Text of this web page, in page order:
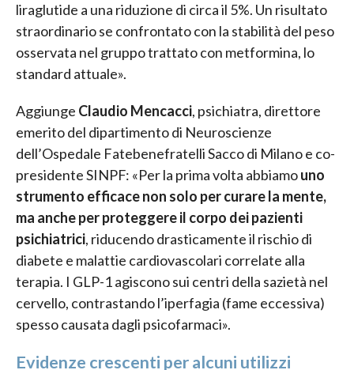
liraglutide a una riduzione di circa il 5%. Un risultato
straordinario se confrontato con la stabilità del peso
osservata nel gruppo trattato con metformina, lo
standard attuale».
Aggiunge Claudio Mencacci, psichiatra, direttore
emerito del dipartimento di Neuroscienze
dell’Ospedale Fatebenefratelli Sacco di Milano e co-
presidente SINPF: «Per la prima volta abbiamouno
strumento efficace non solo per curare la mente,
ma anche per proteggere il corpo dei pazienti
psichiatrici, riducendo drasticamente il rischio di
diabete e malattie cardiovascolari correlate alla
terapia. I GLP-1 agiscono sui centri della sazietà nel
cervello, contrastando l’iperfagia (fame eccessiva)
spesso causata dagli psicofarmaci».
Evidenze crescenti per alcuni utilizzi